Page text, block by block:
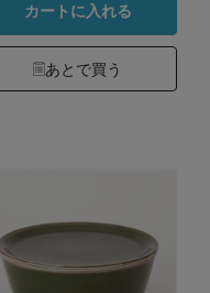
カートに入れる
あとで買う